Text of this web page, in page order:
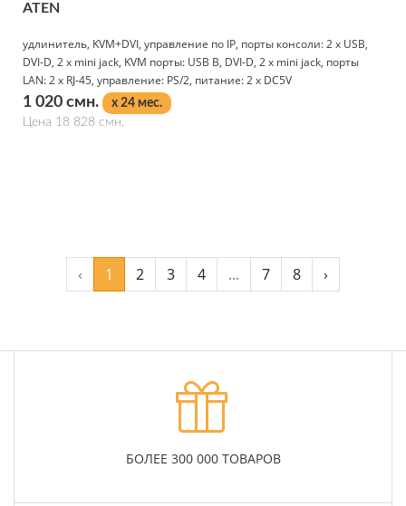
ATEN
удлинитель, KVM+DVI, управление по IP, порты консоли: 2 x USB,
DVI-D, 2 x mini jack, KVM порты: USB B, DVI-D, 2 x mini jack, порты
LAN: 2 x RJ-45, управление: PS/2, питание: 2 x DC5V
1 020 смн.
x 24 мес.
Цена 18 828 смн.
‹ 1 2 3 4 ... 7 8 ›
БОЛЕЕ 300 000 ТОВАРОВ